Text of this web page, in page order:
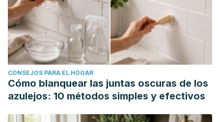
CONSEJOS PARA EL HOGAR
Cómo blanquear las juntas oscuras de los
azulejos: 10 métodos simples y efectivos